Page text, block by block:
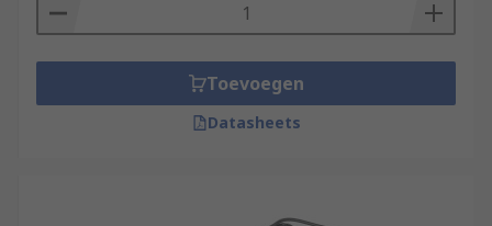
Toevoegen
Datasheets